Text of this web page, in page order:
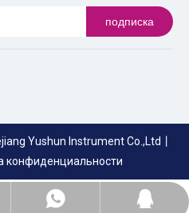
подписка
Yushun Instrument Co.,Ltd丨
конфиденциальности